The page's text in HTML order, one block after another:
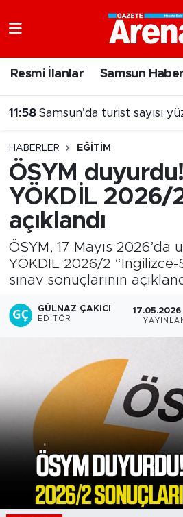
Resmi İlanlar Samsun Haber
11:58 Samsun’da turist sayısı
11:57 Fenerbahçe'de Lukaku sesleri!
HABERLER EĞITIM
ÖSYM
YÖKDİL 2026/
açıklandı
ÖSYM, 17 Mayıs 2026’da
YÖKDİL 2026/2 “İngilizce-
sınav sonuçlarının
GÜLNAZ ÇAKICI
EDITÖR
17.05.2026
Samsun Namaz Vakitleri
Süper Lig Puan Durumu
Tüm Manşetler
Son Dakika Haberleri